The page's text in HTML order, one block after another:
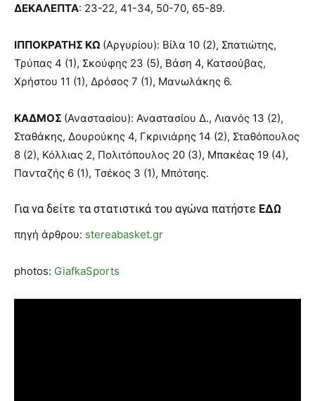
ΔΕΚΑΛΕΠΤΑ: 23-22, 41-34, 50-70, 65-89.
ΙΠΠΟΚΡΑΤΗΣ ΚΩ (Αργυρίου): Βίλα 10 (2), Σπατιώτης,
Τρύπας 4 (1), Σκούφης 23 (5), Βάση 4, Κατσούβας,
Χρήστου 11 (1), Δρόσος 7 (1), Μανωλάκης 6.
ΚΑΔΜΟΣ (Αναστασίου): Αναστασίου Δ., Λιανός 13 (2),
Σταθάκης, Δουρούκης 4, Γκρινιάρης 14 (2), Σταθόπουλος
8 (2), Κόλλιας 2, Πολιτόπουλος 20 (3), Μπακέας 19 (4),
Πανταζής 6 (1), Τσέκος 3 (1), Μπότσης.
Για να δείτε τα στατιστικά του αγώνα πατήστε ΕΔΩ
πηγή άρθρου: stereabasket.gr
photos: GiafkaSports